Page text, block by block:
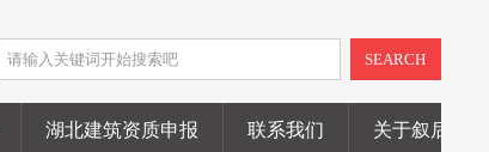
SEARCH
湖北建筑资质申报 联系我们 关于叙后尘